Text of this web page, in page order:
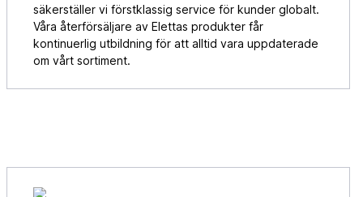
säkerställer vi förstklassig service för kunder globalt.
Våra återförsäljare av Elettas produkter får
kontinuerlig utbildning för att alltid vara uppdaterade
om vårt sortiment.